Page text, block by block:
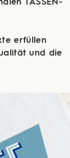
TASSEN-
erfüllen
und die